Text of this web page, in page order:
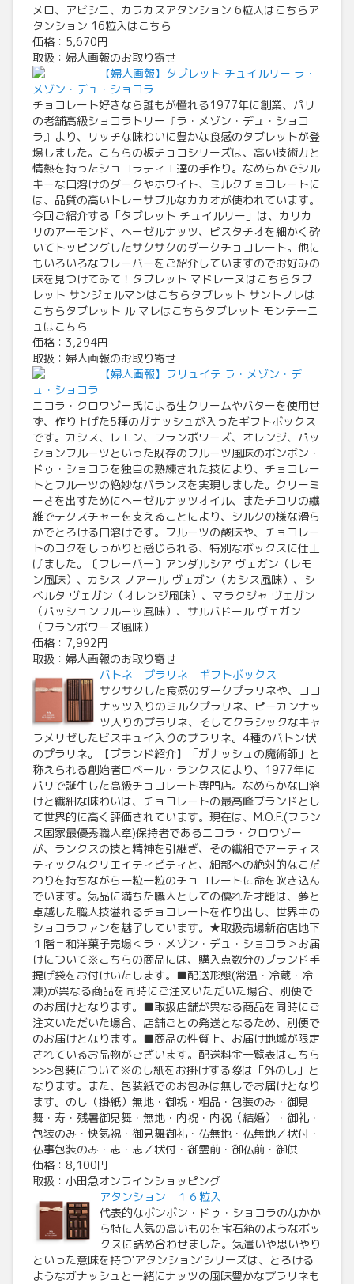
メロ、アビシニ、カラカスアタンション 6粒入はこちらア
タンション 16粒入はこちら
価格：5,670円
取扱：婦人画報のお取り寄せ
【婦人画報】タブレット チュイルリー ラ・
メゾン・デュ・ショコラ
チョコレート好きなら誰もが憧れる1977年に創業、パリ
の老舗高級ショコラトリー『ラ・メゾン・デュ・ショコ
ラ』より、リッチな味わいに豊かな食感のタブレットが登
場しました。こちらの板チョコシリーズは、高い技術力と
情熱を持ったショコラティエ達の手作り。なめらかでシル
キーな口溶けのダークやホワイト、ミルクチョコレートに
は、品質の高いトレーサブルなカカオが使われています。
今回ご紹介する「タブレット チュイルリー」は、カリカ
リのアーモンド、ヘーゼルナッツ、ピスタチオを細かく砕
いてトッピングしたサクサクのダークチョコレート。他に
もいろいろなフレーバーをご紹介していますのでお好みの
味を見つけてみて！タブレット マドレーヌはこちらタブ
レット サンジェルマンはこちらタブレット サントノレは
こちらタブレット ル マレはこちらタブレット モンテーニ
ュはこちら
価格：3,294円
取扱：婦人画報のお取り寄せ
【婦人画報】フリュイテ ラ・メゾン・デ
ュ・ショコラ
ニコラ・クロワゾー氏による生クリームやバターを使用せ
ず、作り上げた5種のガナッシュが入ったギフトボックス
です。カシス、レモン、フランボワーズ、オレンジ、パッ
ションフルーツといった既存のフルーツ風味のボンボン・
ドゥ・ショコラを独自の熟練された技により、チョコレー
トとフルーツの絶妙なバランスを実現しました。クリーミ
ーさを出すためにヘーゼルナッツオイル、またチコリの繊
維でテクスチャーを支えることにより、シルクの様な滑ら
かでとろける口溶けです。フルーツの酸味や、チョコレー
トのコクをしっかりと感じられる、特別なボックスに仕上
げました。〔フレーバー〕アンダルシア ヴェガン（レモ
ン風味）、カシス ノアール ヴェガン（カシス風味）、シ
ベルタ ヴェガン（オレンジ風味）、マラクジャ ヴェガン
（パッションフルーツ風味）、サルバドール ヴェガン
（フランボワーズ風味）
価格：7,992円
取扱：婦人画報のお取り寄せ
バトネ プラリネ ギフトボックス
サクサクした食感のダークプラリネや、ココ
ナッツ入りのミルクプラリネ、ピーカンナッ
ツ入りのプラリネ、そしてクラシックなキャ
ラメリゼしたビスキュイ入りのプラリネ。4種のバトン状
のプラリネ。【ブランド紹介】「ガナッシュの魔術師」と
称えられる創始者ロベール・ランクスにより、1977年に
パリで誕生した高級チョコレート専門店。なめらかな口溶
けと繊細な味わいは、チョコレートの最高峰ブランドとし
て世界的に高く評価されています。現在は、M.O.F.(フラン
ス国家最優秀職人章)保持者であるニコラ・クロワゾー
が、ランクスの技と精神を引継ぎ、その繊細でアーティス
ティックなクリエイティビティと、細部への絶対的なこだ
わりを持ちながら一粒一粒のチョコレートに命を吹き込ん
でいます。気品に満ちた職人としての優れた才能は、夢と
卓越した職人技溢れるチョコレートを作り出し、世界中の
ショコラファンを魅了しています。★取扱売場新宿店地下
１階＝和洋菓子売場＜ラ・メゾン・デュ・ショコラ＞お届
けについて※こちらの商品には、購入点数分のブランド手
提げ袋をお付けいたします。■配送形態(常温・冷蔵・冷
凍)が異なる商品を同時にご注文いただいた場合、別便で
のお届けとなります。■取扱店舗が異なる商品を同時にご
注文いただいた場合、店舗ごとの発送となるため、別便で
のお届けとなります。■商品の性質上、お届け地域が限定
されているお品物がございます。配送料金一覧表はこちら
>>>包装について※のし紙をお掛けする際は「外のし」と
なります。また、包装紙でのお包みは無しでお届けとなり
ます。のし（掛紙）無地・御祝・粗品・包装のみ・御見
舞・寿・残暑御見舞・無地・内祝・内祝（結婚）・御礼・
包装のみ・快気祝・御見舞御礼・仏無地・仏無地／状付・
仏事包装のみ・志・志／状付・御霊前・御仏前・御供
価格：8,100円
取扱：小田急オンラインショッピング
アタンション １６粒入
代表的なボンボン・ドゥ・ショコラのなかか
ら特に人気の高いものを宝石箱のようなボッ
クスに詰め合わせました。気遣いや思いやり
といった意味を持つ'アタンション'シリーズは、とろける
ようなガナッシュと一緒にナッツの風味豊かなプラリネも